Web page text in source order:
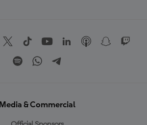
Media & Commercial